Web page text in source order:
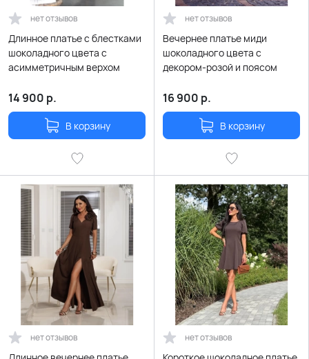
нет отзывов
Длинное платье с блестками
шоколадного цвета с
асимметричным верхом
14 900 р.
В корзину
нет отзывов
Вечернее платье миди
шоколадного цвета с
декором-розой и поясом
16 900 р.
В корзину
нет отзывов нет отзывов